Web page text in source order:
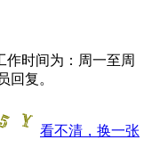
作时间为：周一至周
回复。
看不清，换一张